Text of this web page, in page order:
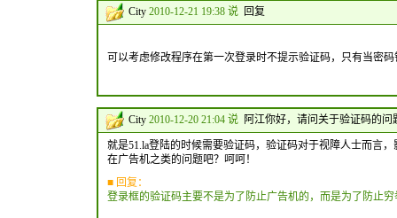
City 2010-12-21 19:38 说 回复
可以考虑修改程序在第一次登录时不提示验证码，只有当密
City 2010-12-20 21:04 说 阿江你好，请问关于验证码的问
就是51.la登陆的时候需要验证码，验证码对于视障人士而言
在广告机之类的问题吧？呵呵！
■ 回复：
登录框的验证码主要不是为了防止广告机的，而是为了防止